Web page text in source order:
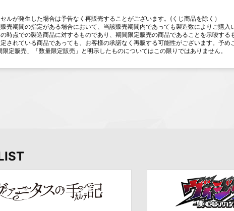
ルが発生した場合は予告なく再販売することがございます。(くじ商品を除く）
売期間の指定がある場合において、当該販売期間内であっても製造数によりご購入
時点での製造商品に対するものであり、期間限定販売の商品であることを示唆する
されている商品であっても、お客様の承諾なく再販する可能性がございます。予め
限定販売」「数量限定販売」と明示したものについてはこの限りではありません。